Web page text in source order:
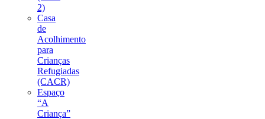
2)
Casa
de
Acolhimento
para
Crianças
Refugiadas
(CACR)
Espaço
“A
Criança”